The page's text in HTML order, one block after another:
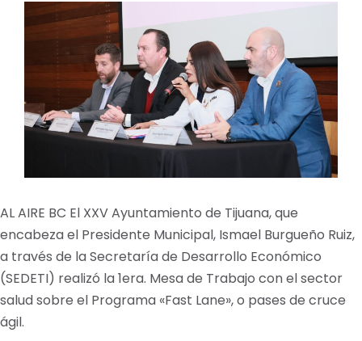
AL AIRE BC El XXV Ayuntamiento de Tijuana, que
encabeza el Presidente Municipal, Ismael Burgueño Ruiz,
a través de la Secretaría de Desarrollo Económico
(SEDETI) realizó la 1era. Mesa de Trabajo con el sector
salud sobre el Programa «Fast Lane», o pases de cruce
ágil.